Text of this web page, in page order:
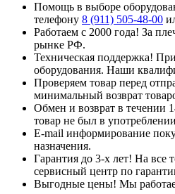
Помощь в выборе
телефону 8 (911) 505-48-00
Работаем с 2000 года! За
рынке РФ.
Техническая поддержка!
оборудования. Наши
Проверяем товар перед
минимальный возврат
Обмен и возврат в течении
товар не был в
E-mail информирование
назначения.
Гарантия до 3-х лет! На все
сервисный центр по
Выгодные цены! Мы